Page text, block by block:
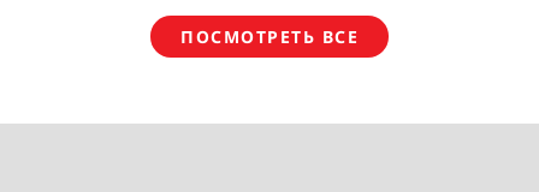
ПОСМОТРЕТЬ ВСЕ